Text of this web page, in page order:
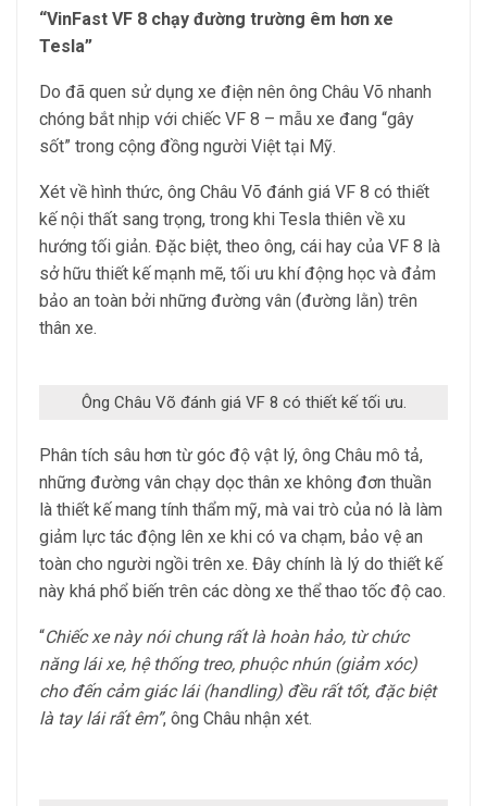
“VinFast VF 8 chạy đường trường êm hơn xe
Tesla”
Do đã quen sử dụng xe điện nên ông Châu Võ nhanh
chóng bắt nhịp với chiếc VF 8 – mẫu xe đang “gây
sốt” trong cộng đồng người Việt tại Mỹ.
Xét về hình thức, ông Châu Võ đánh giá VF 8 có thiết
kế nội thất sang trọng, trong khi Tesla thiên về xu
hướng tối giản. Đặc biệt, theo ông, cái hay của VF 8 là
sở hữu thiết kế mạnh mẽ, tối ưu khí động học và đảm
bảo an toàn bởi những đường vân (đường lằn) trên
thân xe.
Ông Châu Võ đánh giá VF 8 có thiết kế tối ưu.
Phân tích sâu hơn từ góc độ vật lý, ông Châu mô tả,
những đường vân chạy dọc thân xe không đơn thuần
là thiết kế mang tính thẩm mỹ, mà vai trò của nó là làm
giảm lực tác động lên xe khi có va chạm, bảo vệ an
toàn cho người ngồi trên xe. Đây chính là lý do thiết kế
này khá phổ biến trên các dòng xe thể thao tốc độ cao.
“Chiếc xe này nói chung rất là hoàn hảo, từ chức
năng lái xe, hệ thống treo, phuộc nhún (giảm xóc)
cho đến cảm giác lái (handling) đều rất tốt, đặc biệt
là tay lái rất êm”, ông Châu nhận xét.